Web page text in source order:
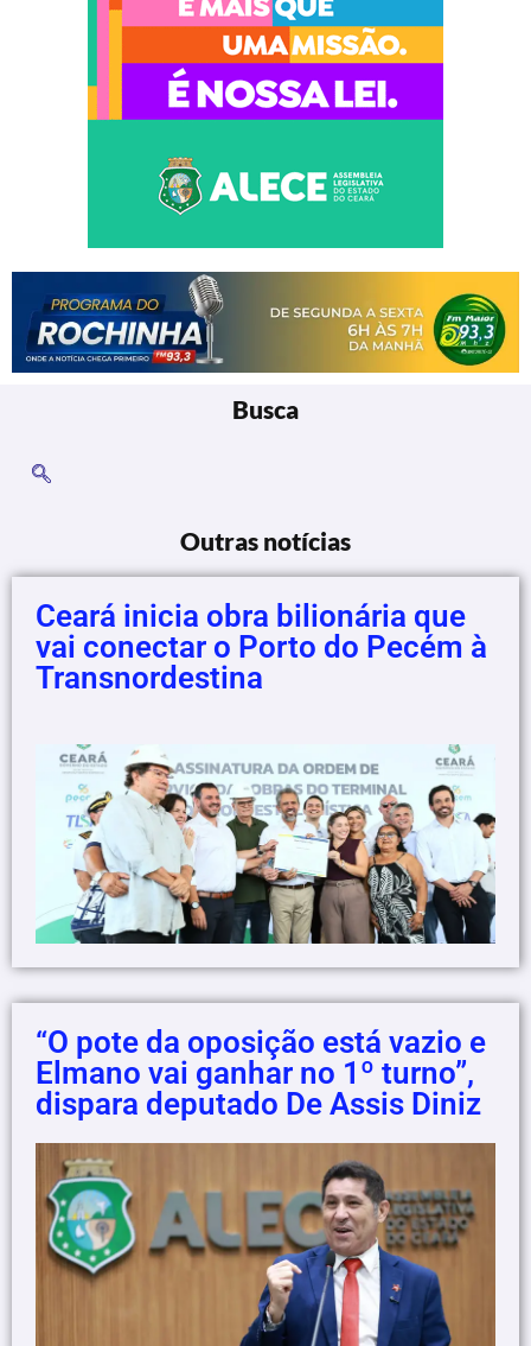
Busca
Outras notícias
Ceará inicia obra bilionária que
vai conectar o Porto do Pecém à
Transnordestina
“O pote da oposição está vazio e
Elmano vai ganhar no 1º turno”,
dispara deputado De Assis Diniz